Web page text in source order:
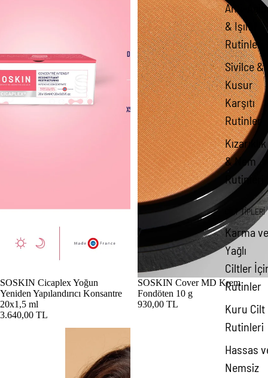
Anti-
& Işıltı
Rutinleri
Sivilce &
Kusur
Karşıtı
Rutinler
Kızarıklık
& Nem
Rutinleri
CİLT TİPLERİ
Karma ve
Yağlı
Ciltler
Rutinler
Kuru Cilt
Rutinleri
Hassas
Nemsiz
SOSKIN Cicaplex Yoğun
Yeniden Yapılandırıcı Konsantre
20x1,5 ml
3.640,00 TL
SOSKIN Cover MD Krem
Fondöten 10 g
930,00 TL
SOSKIN Enerji Verici